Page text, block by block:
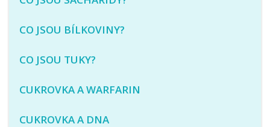
CO JSOU BÍLKOVINY?
CO JSOU TUKY?
CUKROVKA A WARFARIN
CUKROVKA A DNA